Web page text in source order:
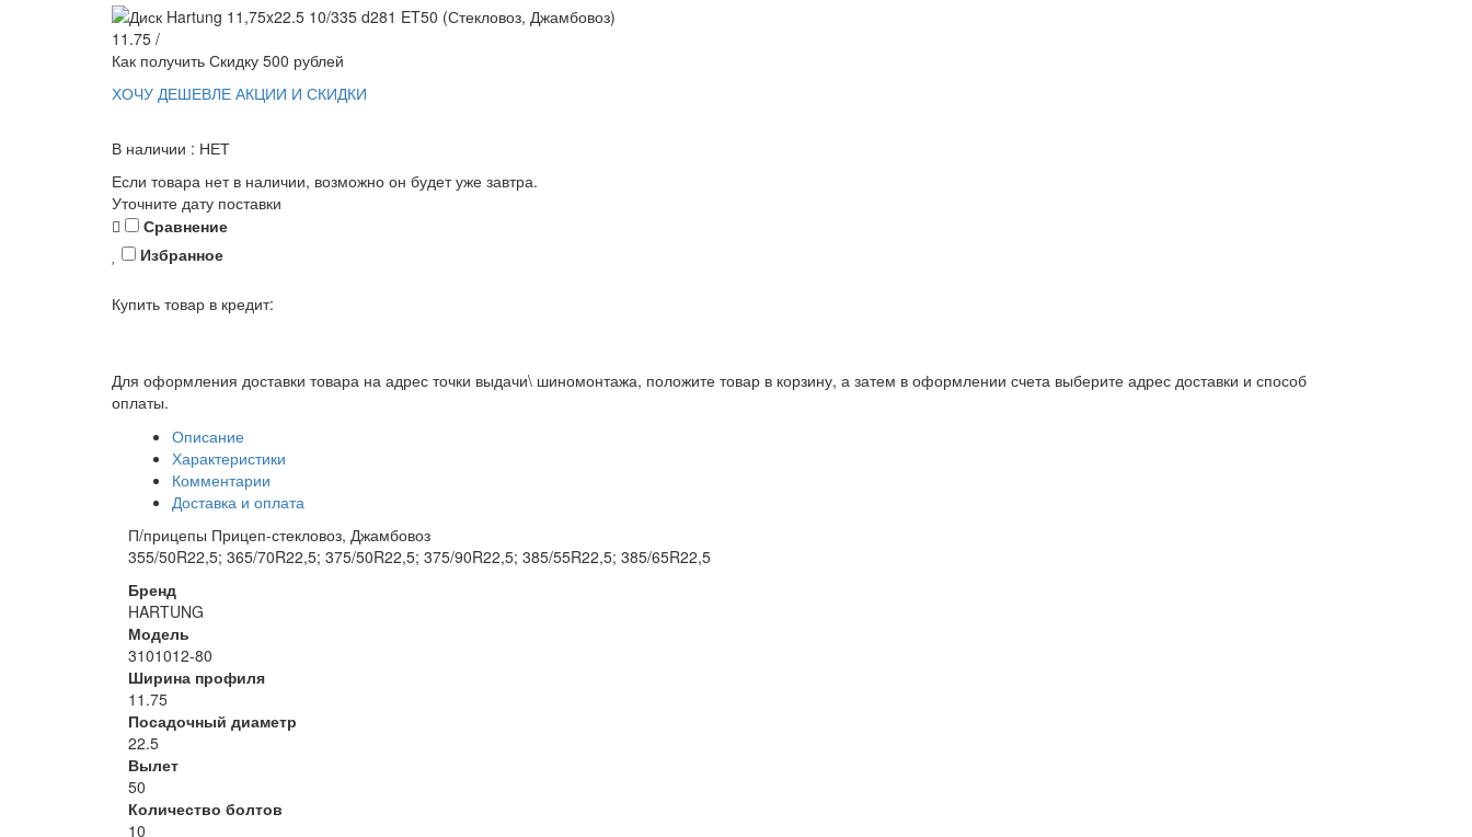
11.75 /
Как получить Скидку 500 рублей
ХОЧУ ДЕШЕВЛЕ АКЦИИ И СКИДКИ
В наличии : НЕТ
Если товара нет в наличии, возможно он будет уже завтра.
Уточните дату поставки
Сравнение
Избранное
Купить товар в кредит:
Для оформления доставки товара на адрес точки выдачи\ шиномонтажа, положите товар в корзину, а затем в оформлении счета выберите адрес доставки и способ
оплаты.
Описание
Характеристики
Комментарии
Доставка и оплата
П/прицепы Прицеп-стекловоз, Джамбовоз
355/50R22,5; 365/70R22,5; 375/50R22,5; 375/90R22,5; 385/55R22,5; 385/65R22,5
Бренд
HARTUNG
Модель
3101012-80
Ширина профиля
11.75
Посадочный диаметр
22.5
Вылет
50
Количество болтов
10